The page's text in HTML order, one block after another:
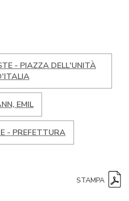
- PIAZZA DELL'UNITÀ
EMIL
- PREFETTURA
STAMPA